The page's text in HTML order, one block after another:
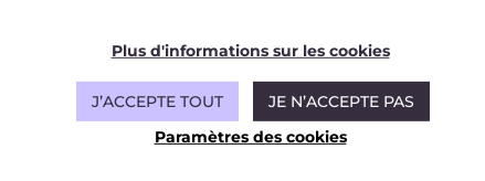
l’IRT SaintPlus d'informations sur les cookies
J’ACCEPTE TOUT
JE N’ACCEPTE PAS
Paramètres des cookies